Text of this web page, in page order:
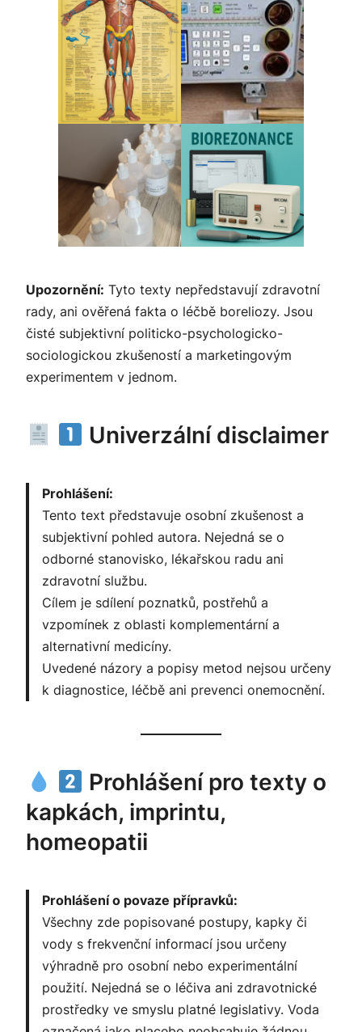
Upozornění: Tyto texty nepředstavují zdravotní
rady, ani ověřená fakta o léčbě boreliozy. Jsou
čisté subjektivní politicko-psychologicko-
sociologickou zkušeností a marketingovým
experimentem v jednom.
Univerzální disclaimer
Prohlášení:
Tento text představuje osobní zkušenost a
subjektivní pohled autora. Nejedná se o
odborné stanovisko, lékařskou radu ani
zdravotní službu.
Cílem je sdílení poznatků, postřehů a
vzpomínek z oblasti komplementární a
alternativní medicíny.
Uvedené názory a popisy metod nejsou určeny
k diagnostice, léčbě ani prevenci onemocnění.
Prohlášení pro texty o
kapkách, imprintu,
homeopatii
Prohlášení o povaze přípravků:
Všechny zde popisované postupy, kapky či
vody s frekvenční informací jsou určeny
výhradně pro osobní nebo experimentální
použití. Nejedná se o léčiva ani zdravotnické
prostředky ve smyslu platné legislativy. Voda